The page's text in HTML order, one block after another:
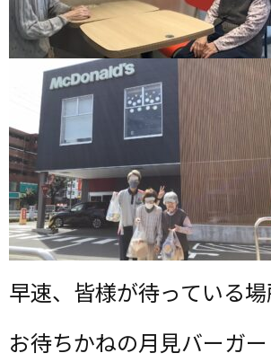
早速、皆様が待っている場
お待ちかねの月見バーガ